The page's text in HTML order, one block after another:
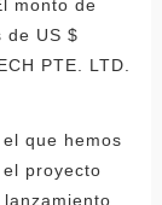
monto de
de US $
PTE. LTD.
que hemos
proyecto